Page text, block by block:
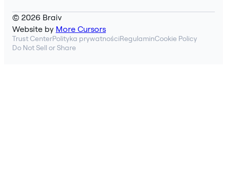
© 2026 Braiv
Website by More Cursors
Trust CenterPolityka prywatnościRegulaminCookie Policy
Do Not Sell or Share